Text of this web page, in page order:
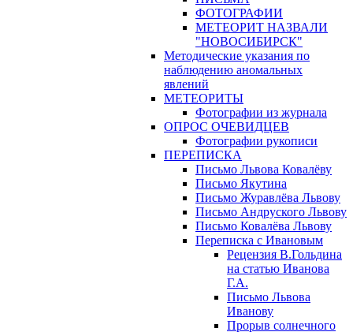
ФОТОГРАФИИ
МЕТЕОРИТ НАЗВАЛИ
"НОВОСИБИРСК"
Методические указания по
наблюдению аномальных
явлений
МЕТЕОРИТЫ
Фотографии из журнала
ОПРОС ОЧЕВИДЦЕВ
Фотографии рукописи
ПЕРЕПИСКА
Письмо Львова Ковалёву
Письмо Якутина
Письмо Журавлёва Львову
Письмо Андруского Львову
Письмо Ковалёва Львову
Переписка с Ивановым
Рецензия В.Гольдина
на статью Иванова
Г.А.
Письмо Львова
Иванову
Прорыв солнечного